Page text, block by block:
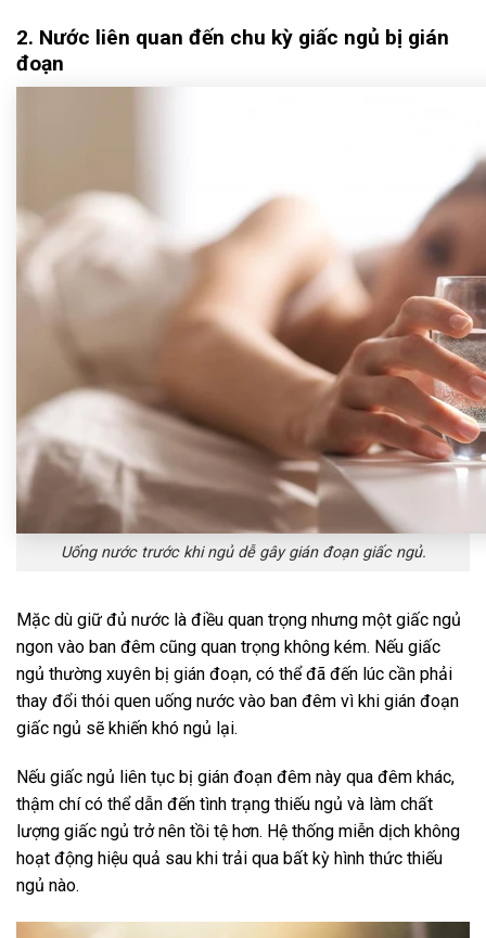
2. Nước liên quan đến chu kỳ giấc ngủ bị gián
đoạn
Uống nước trước khi ngủ dễ gây gián đoạn giấc ngủ.
Mặc dù giữ đủ nước là điều quan trọng nhưng một giấc ngủ
ngon vào ban đêm cũng quan trọng không kém. Nếu giấc
ngủ thường xuyên bị gián đoạn, có thể đã đến lúc cần phải
thay đổi thói quen uống nước vào ban đêm vì khi gián đoạn
giấc ngủ sẽ khiến khó ngủ lại.
Nếu giấc ngủ liên tục bị gián đoạn đêm này qua đêm khác,
thậm chí có thể dẫn đến tình trạng thiếu ngủ và làm chất
lượng giấc ngủ trở nên tồi tệ hơn. Hệ thống miễn dịch không
hoạt động hiệu quả sau khi trải qua bất kỳ hình thức thiếu
ngủ nào.